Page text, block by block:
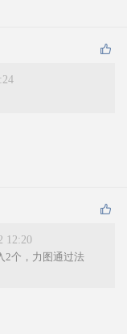
12:20
2个，力图通过法